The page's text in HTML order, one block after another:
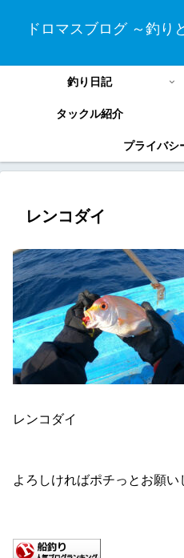
ドロマスブログ ～釣り
釣り日記
タックル紹介
プライバシ
レンコダイ
レンコダイ
よろしければポチっとお願い